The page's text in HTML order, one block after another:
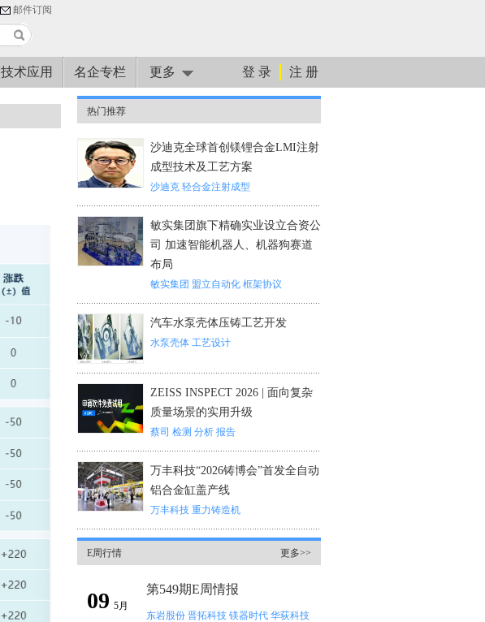
邮件订阅
技术应用 名企专栏 更多 登 录 注 册
热门推荐
沙迪克全球首创镁锂合金LMI注射
成型技术及工艺方案
沙迪克 轻合金注射成型
敏实集团旗下精确实业设立合资公
司 加速智能机器人、机器狗赛道
布局
敏实集团 盟立自动化 框架协议
汽车水泵壳体压铸工艺开发
水泵壳体 工艺设计
ZEISS INSPECT 2026 | 面向复杂
质量场景的实用升级
蔡司 检测 分析 报告
万丰科技“2026铸博会”首发全自动
铝合金缸盖产线
万丰科技 重力铸造机
E周行情 更多>>
09 5月
第549期E周情报
东岩股份 晋拓科技 镁器时代 华荻科技